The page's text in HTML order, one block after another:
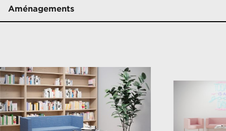
Aménagements